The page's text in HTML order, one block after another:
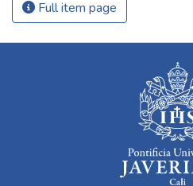
Full item page